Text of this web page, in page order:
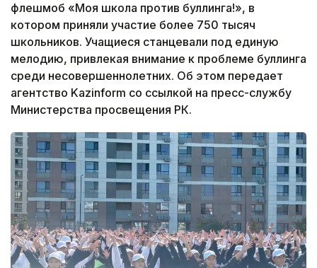
флешмоб «Моя школа против буллинга!», в
котором приняли участие более 750 тысяч
школьников. Учащиеся станцевали под единую
мелодию, привлекая внимание к проблеме буллинга
среди несовершеннолетних. Об этом передает
агентство Kazinform со ссылкой на пресс-службу
Министерства просвещения РК.